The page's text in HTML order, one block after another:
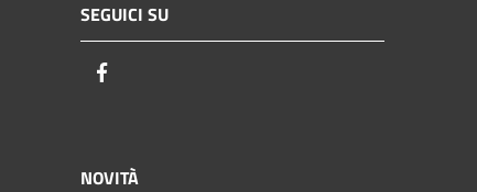
SEGUICI SU
NOVITÀ